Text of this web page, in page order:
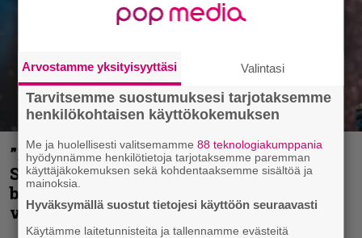
”He ovat tuoneet soittoon jotain uutta” –
Sepulturan Andreas Kisser nimeää
bändin, jonka riffit ovat tehneet
vaikutuksen
Arvostamme yksityisyyttäsi Valintasi
Tarvitsemme suostumuksesi tarjotaksemme
henkilökohtaisen käyttökokemuksen
Me ja huolellisesti valitsemamme88 teknologiakumppania
hyödynnämme henkilötietoja tarjotaksemme paremman
käyttäjäkokemuksen sekä kohdentaaksemme sisältöä ja
mainoksia.
Hyväksymällä suostut tietojesi käyttöön seuraavasti
Käytämme laitetunnisteita ja tallennamme evästeitä